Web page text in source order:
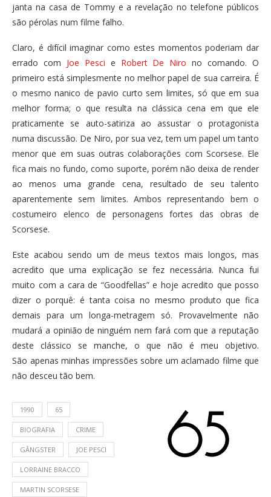
janta na casa de Tommy e a revelação no telefone públicos
são pérolas num filme falho.
Claro, é difícil imaginar como estes momentos poderiam dar
errado com Joe Pesci e Robert De Niro no comando. O
primeiro está simplesmente no melhor papel de sua carreira. É
o mesmo nanico de pavio curto sem limites, só que em sua
melhor forma; o que resulta na clássica cena em que ele
praticamente se auto-satiriza ao assustar o protagonista
numa discussão. De Niro, por sua vez, tem um papel um tanto
menor que em suas outras colaborações com Scorsese. Ele
fica mais no fundo, como suporte, porém não deixa de render
ao menos uma grande cena, resultado de seu talento
aparentemente sem limites. Ambos representando bem o
costumeiro elenco de personagens fortes das obras de
Scorsese.
Este acabou sendo um de meus textos mais longos, mas
acredito que uma explicação se fez necessária. Nunca fui
muito com a cara de “Goodfellas” e hoje acredito que posso
dizer o porquê: é tanta coisa no mesmo produto que fica
demais para um longa-metragem só. Provavelmente não
mudará a opinião de ninguém nem fará com que a reputação
deste clássico se manche, o que não é meu objetivo.
São apenas minhas impressões sobre um aclamado filme que
não desceu tão bem.
1990 65
BIOGRAFIA CRIME
GÂNGSTER JOE PESCI
LORRAINE BRACCO
MARTIN SCORSESE